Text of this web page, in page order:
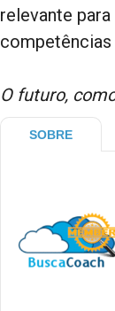
relevante
O futuro,
SOBRE